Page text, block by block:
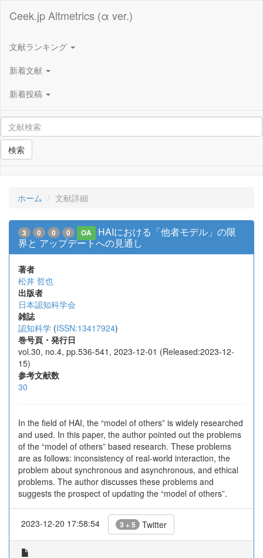
Ceek.jp Altmetrics (α ver.)
文献ランキング
新着文献
新着投稿
検索
ホーム 文献詳細
3 0 0 0 OA
HAIにおける「他者モデル」の限
界と アップデートへの見通し
著者
松井 哲也
出版者
日本認知科学会
雑誌
認知科学 (ISSN:13417924)
巻号頁・発行日
vol.30, no.4, pp.536-541, 2023-12-01 (Released:2023-12-
15)
参考文献数
30
In the field of HAI, the “model of others” is widely researched
and used. In this paper, the author pointed out the problems
of the “model of others” based research. These problems
are as follows: inconsistency of real-world interaction, the
problem about synchronous and asynchronous, and ethical
problems. The author discusses these problems and
suggests the prospect of updating the “model of others”.
2023-12-20 17:58:54 3 + 5 Twitter